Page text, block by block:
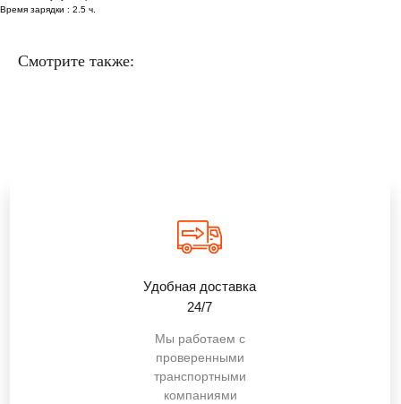
Время зарядки : 2.5 ч.
Смотрите также:
Удобная доставка
24/7
Мы работаем с
проверенными
транспортными
компаниями